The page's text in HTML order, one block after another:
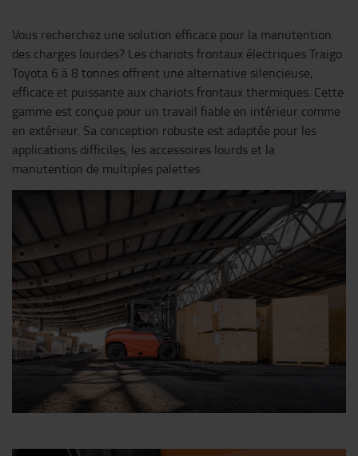
Vous recherchez une solution efficace pour la manutention
des charges lourdes? Les chariots frontaux électriques Traigo
Toyota 6 à 8 tonnes offrent une alternative silencieuse,
efficace et puissante aux chariots frontaux thermiques. Cette
gamme est conçue pour un travail fiable en intérieur comme
en extérieur. Sa conception robuste est adaptée pour les
applications difficiles, les accessoires lourds et la
manutention de multiples palettes.